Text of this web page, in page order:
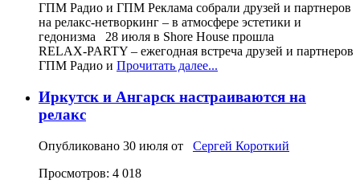
ГПМ Радио и ГПМ Реклама собрали друзей и партнеров
на релакс-нетворкинг – в атмосфере эстетики и
гедонизма 28 июля в Shore House прошла
RELAX‑PARTY – ежегодная встреча друзей и партнеров
ГПМ Радио и Прочитать далее...
Иркутск и Ангарск настраиваются на
релакс
Опубликовано 30 июля от Сергей Короткий
Просмотров: 4 018